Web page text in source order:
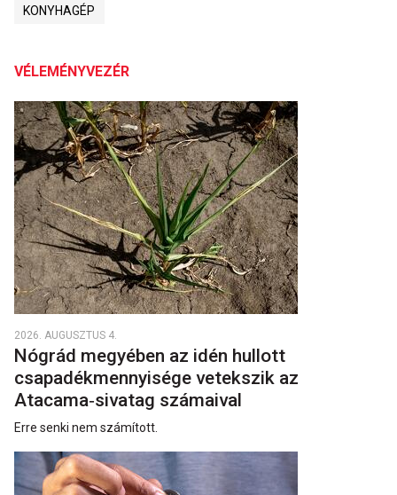
KONYHAGÉP
VÉLEMÉNYVEZÉR
2026. AUGUSZTUS 4.
Nógrád megyében az idén hullott
csapadékmennyisége vetekszik az
Atacama‑sivatag számaival
Erre senki nem számított.